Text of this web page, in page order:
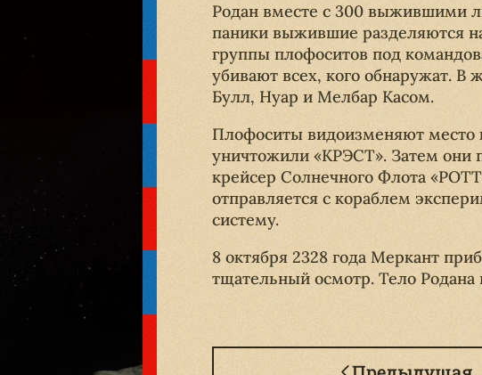
Родан вместе с 300 выжившими
паники выжившие разделяются
группы плофоситов под
убивают всех, кого обнаружат. В
Булл, Нуар и Мелбар Касом.
Плофоситы видоизменяют место
уничтожили «КРЭСТ». Затем
крейсер Солнечного Флота
отправляется с кораблем
систему.
8 октября 2328 года Меркант
тщательный осмотр. Тело